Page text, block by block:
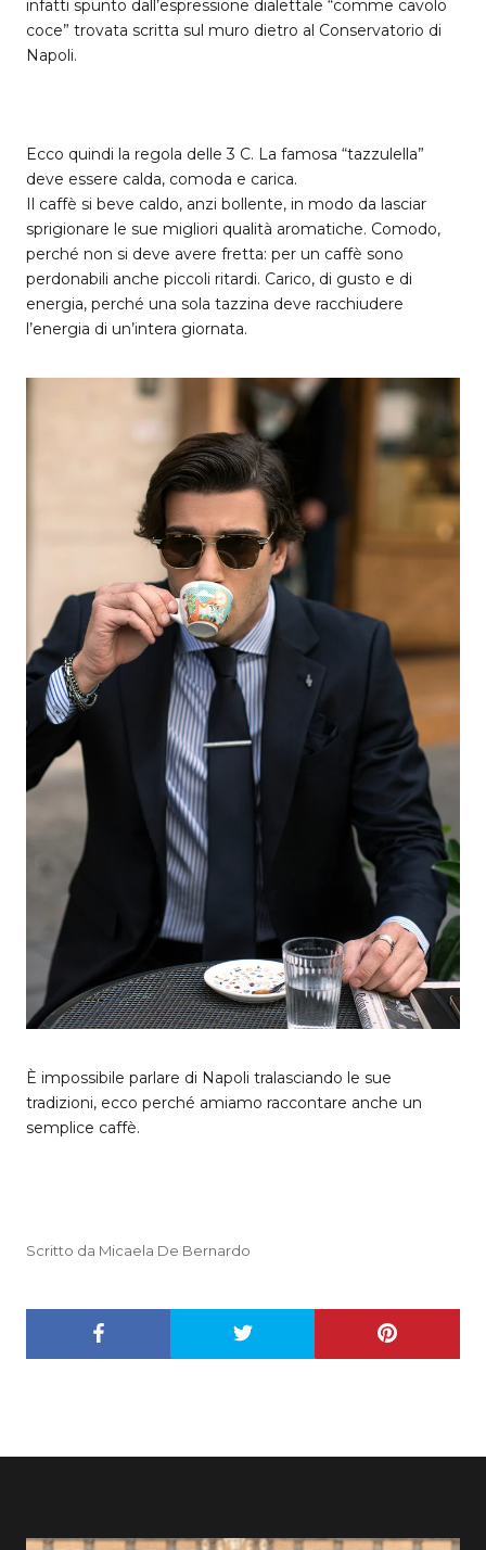
infatti spunto dall’espressione dialettale “comme cavolo
coce” trovata scritta sul muro dietro al Conservatorio di
Napoli.
Ecco quindi la regola delle 3 C. La famosa “tazzulella”
deve essere calda, comoda e carica.
Il caffè si beve caldo, anzi bollente, in modo da lasciar
sprigionare le sue migliori qualità aromatiche. Comodo,
perché non si deve avere fretta: per un caffè sono
perdonabili anche piccoli ritardi. Carico, di gusto e di
energia, perché una sola tazzina deve racchiudere
l’energia di un’intera giornata.
È impossibile parlare di Napoli tralasciando le sue
tradizioni, ecco perché amiamo raccontare anche un
semplice caffè.
Scritto da Micaela De Bernardo